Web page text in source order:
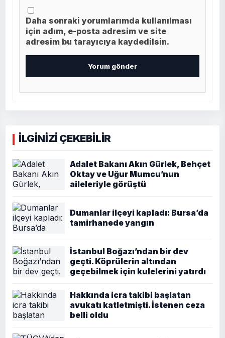
Daha sonraki yorumlarımda kullanılması
için adım, e-posta adresim ve site
adresim bu tarayıcıya kaydedilsin.
İLGİNİZİ ÇEKEBİLİR
Adalet Bakanı Akın Gürlek, Behçet
Oktay ve Uğur Mumcu’nun
aileleriyle görüştü
Dumanlar ilçeyi kapladı: Bursa’da
tamirhanede yangın
İstanbul Boğazı’ndan bir dev
geçti. Köprülerin altından
geçebilmek için kulelerini yatırdı
Hakkında icra takibi başlatan
avukatı katletmişti. İstenen ceza
belli oldu